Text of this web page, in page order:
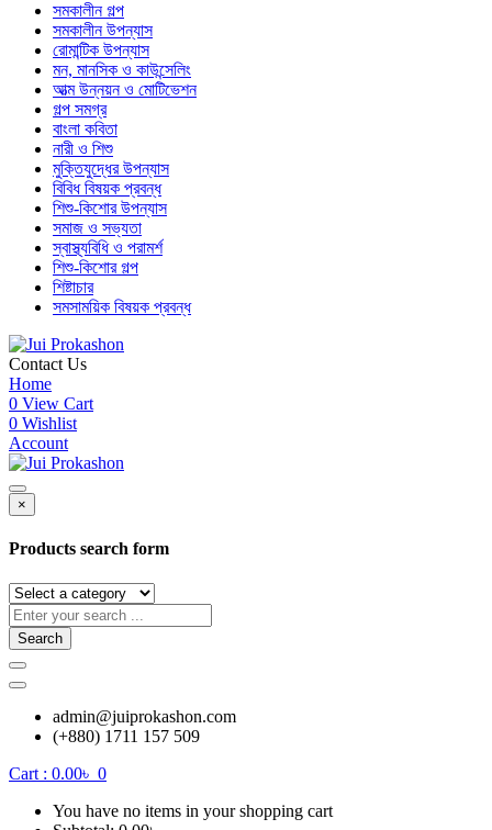
সমকালীন গল্প
সমকালীন উপন্যাস
রোমান্টিক উপন্যাস
মন, মানসিক ও কাউন্সেলিং
আত্ম উন্নয়ন ও মোটিভেশন
গল্প সমগ্র
বাংলা কবিতা
নারী ও শিশু
মুক্তিযুদ্ধের উপন্যাস
বিবিধ বিষয়ক প্রবন্ধ
শিশু-কিশোর উপন্যাস
সমাজ ও সভ্যতা
স্বাস্থ্যবিধি ও পরামর্শ
শিশু-কিশোর গল্প
শিষ্টাচার
সমসাময়িক বিষয়ক প্রবন্ধ
Contact Us
Home
0 View Cart
0 Wishlist
Account
×
Products search form
Search
admin@juiprokashon.com
(+880) 1711 157 509
Cart : 0.00৳ 0
You have no items in your shopping cart